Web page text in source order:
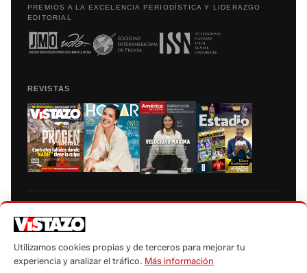
PREMIOS A LA EXCELENCIA PERIODÍSTICA Y LIDERAZGO
EDITORIAL
REVISTAS
autorización escrita de su titular, de todos los contenidos de Vistazo.com.
Utilizamos cookies propias y de terceros para mejorar tu
experiencia y analizar el tráfico. Más información